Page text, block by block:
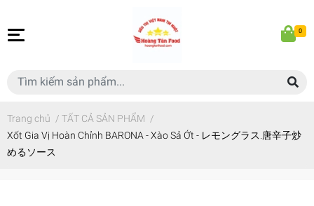
0
Trang chủ / TẤT CẢ SẢN PHẨM /
Xốt Gia Vị Hoàn Chỉnh BARONA - Xào Sả Ớt - レモングラス.唐辛子炒
めるソース